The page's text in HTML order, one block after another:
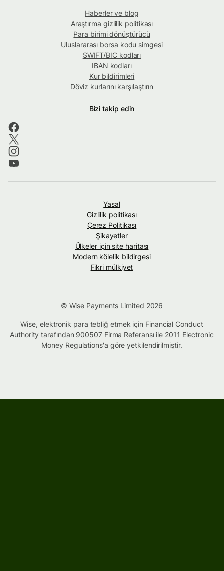
Haberler ve blog
Araştırma gizlilik politikası
Para birimi dönüştürücü
Uluslararası borsa kodu simgesi
SWIFT/BIC kodları
IBAN kodları
Kur bildirimleri
Döviz kurlarını karşılaştırın
Bizi takip edin
Yasal
Gizlilik politikası
Çerez Politikası
Şikayetler
Ülkeler için site haritası
Modern kölelik bildirgesi
Fikri mülkiyet
© Wise Payments Limited 2026
Wise, elektronik para tebliğ etmek için Financial Conduct
Authority tarafından 900507Firma Referansı ile 2011 Electronic
Money Regulations'a göre yetkilendirilmiştir.